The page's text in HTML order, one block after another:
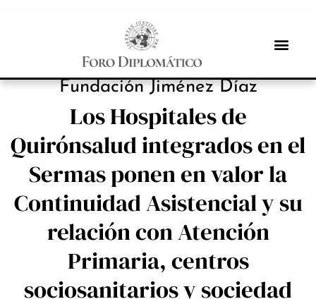
INBOX INTERNACIONAL
Fundación Jiménez Díaz
Los Hospitales de
Quirónsalud integrados en el
Sermas ponen en valor la
Continuidad Asistencial y su
relación con Atención
Primaria, centros
sociosanitarios y sociedad